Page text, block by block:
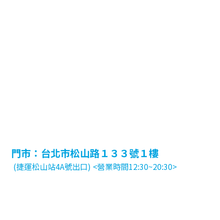
門市：台北市松山路１３３號１樓
(捷運松山站4A號出口) <營業時間12:30~20:30>